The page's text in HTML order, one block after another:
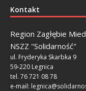
Kontakt
Region Zagłębie
NSZZ "Solidarność"
ul. Fryderyka Skarbka 9
59-220 Legnica
tel. 76 721 08 78
e-mail: